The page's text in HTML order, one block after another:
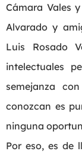
Cámara Vales
Alvarado y
Luis Rosado
intelectuales
semejanza
conozcan es
ninguna
Por eso, es de